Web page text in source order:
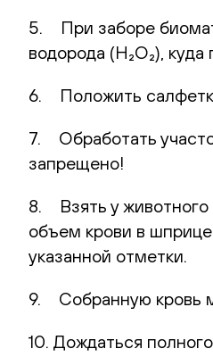
5. При заборе
водорода (H₂O₂),
6. Положить
7. Обработать
запрещено!
8. Взять у
объем крови в
указанной отметки.
9. Собранную кровь
10. Дождаться